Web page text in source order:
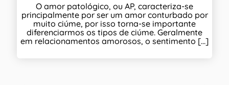
O amor patológico, ou AP, caracteriza-se
principalmente por ser um amor conturbado por
muito ciúme, por isso torna-se importante
diferenciarmos os tipos de ciúme. Geralmente
em relacionamentos amorosos, o sentimento [...]